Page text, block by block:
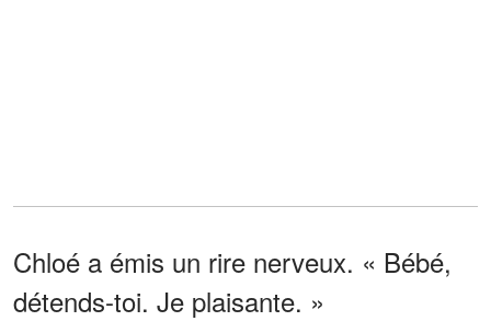
Chloé a émis un rire nerveux. « Bébé,
détends-toi. Je plaisante. »